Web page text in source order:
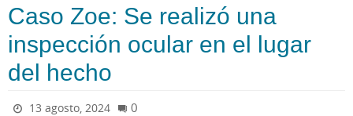
Caso Zoe: Se realizó una
inspección ocular en el lugar
del hecho
13 agosto, 2024 0